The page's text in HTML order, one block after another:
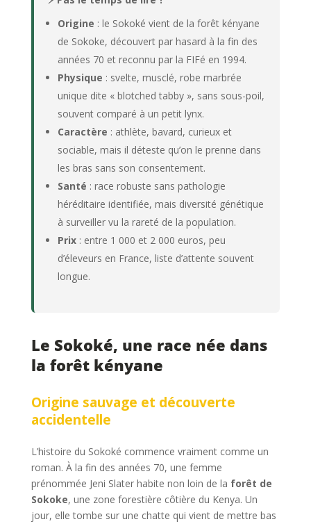
Origine : le Sokoké vient de la forêt kényane
de Sokoke, découvert par hasard à la fin des
années 70 et reconnu par la FIFé en 1994.
Physique : svelte, musclé, robe marbrée
unique dite « blotched tabby », sans sous-poil,
souvent comparé à un petit lynx.
Caractère : athlète, bavard, curieux et
sociable, mais il déteste qu’on le prenne dans
les bras sans son consentement.
Santé : race robuste sans pathologie
héréditaire identifiée, mais diversité génétique
à surveiller vu la rareté de la population.
Prix: entre 1 000 et 2 000 euros, peu
d’éleveurs en France, liste d’attente souvent
longue.
Le Sokoké, une race née dans
la forêt kényane
Origine sauvage et découverte
accidentelle
L’histoire du Sokoké commence vraiment comme un
roman. À la fin des années 70, une femme
prénommée Jeni Slater habite non loin de la forêt de
Sokoke, une zone forestière côtière du Kenya. Un
jour, elle tombe sur une chatte qui vient de mettre bas